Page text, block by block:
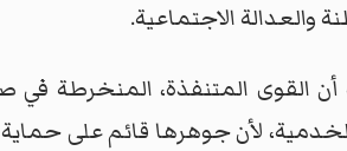
والعدالة الاجتماعية.
أن القوى المتنفذة، المنخرطة
لأن جوهرها قائم على حماية